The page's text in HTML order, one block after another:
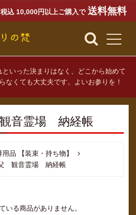
税込 10,000円以上ご購入で 送料無料
いった決まりはなく、どこから始めて
なくても大丈夫です。よいお参りを！
音霊場 納経帳
品 【装束・持ち物】
観音霊場 納経帳
いる商品がありません。